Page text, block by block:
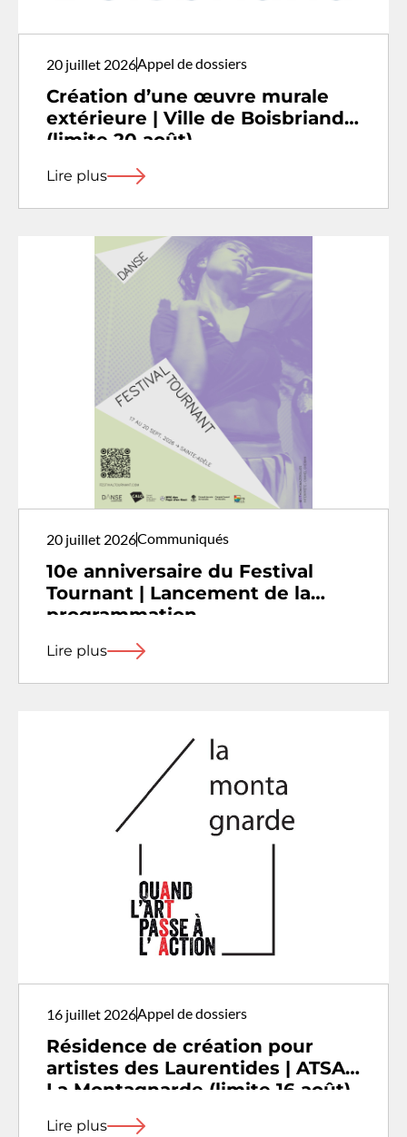
20 juillet 2026Appel de dossiers
Création d’une œuvre murale
extérieure | Ville de Boisbriand
(limite 20 août)
Lire plus
20 juillet 2026Communiqués
10e anniversaire du Festival
Tournant | Lancement de la
programmation
Lire plus
16 juillet 2026Appel de dossiers
Résidence de création pour
artistes des Laurentides | ATSA –
La Montagnarde (limite 16 août)
Lire plus